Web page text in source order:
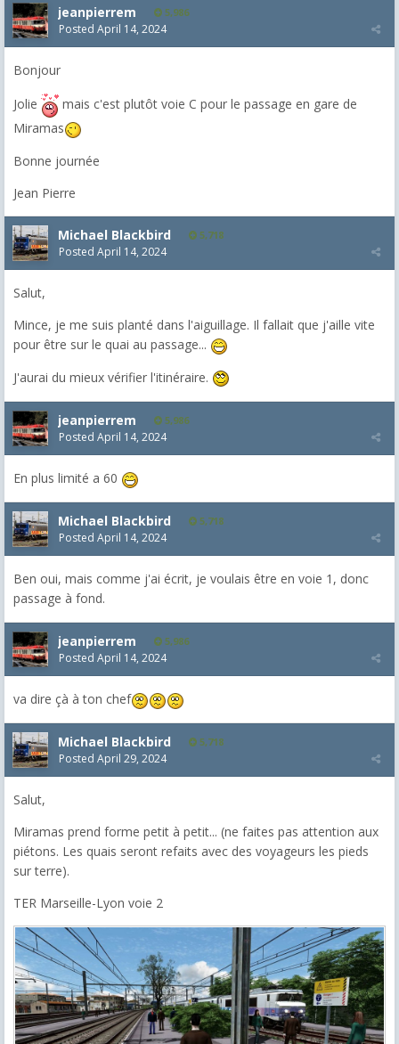
jeanpierrem 5,986
Posted April 14, 2024
Bonjour
Jolie
mais c'est plutôt voie C pour le passage en gare de
Miramas
Bonne journée
Jean Pierre
Michael Blackbird 5,718
Posted April 14, 2024
Salut,
Mince, je me suis planté dans l'aiguillage. Il fallait que j'aille vite
pour être sur le quai au passage...
J'aurai du mieux vérifier l'itinéraire.
jeanpierrem 5,986
Posted April 14, 2024
En plus limité a 60
Michael Blackbird 5,718
Posted April 14, 2024
Ben oui, mais comme j'ai écrit, je voulais être en voie 1, donc
passage à fond.
jeanpierrem 5,986
Posted April 14, 2024
va dire çà à ton chef
Michael Blackbird 5,718
Posted April 29, 2024
Salut,
Miramas prend forme petit à petit... (ne faites pas attention aux
piétons. Les quais seront refaits avec des voyageurs les pieds
sur terre).
TER Marseille-Lyon voie 2